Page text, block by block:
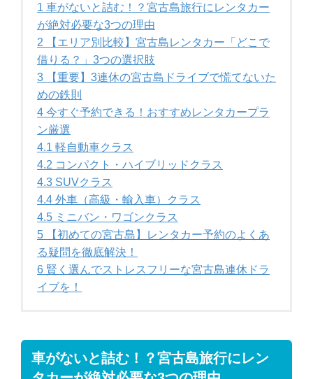
1 車がないと詰む！？宮古島旅行にレンタカー
が絶対必要な3つの理由
2 【エリア別比較】宮古島レンタカー「どこで
借りる？」3つの選択肢
3 【重要】3連休の宮古島ドライブで慌てないた
めの鉄則
4 今すぐ予約できる！おすすめレンタカープラ
ン厳選
4.1 軽自動車クラス
4.2 コンパクト・ハイブリッドクラス
4.3 SUVクラス
4.4 外車（高級・輸入車）クラス
4.5 ミニバン・ワゴンクラス
5 【初めての宮古島】レンタカー予約のよくあ
る疑問を徹底解決！
6 賢く選んでストレスフリーな宮古島連休ドラ
イブを！
車がないと詰む！？宮古島旅行にレン